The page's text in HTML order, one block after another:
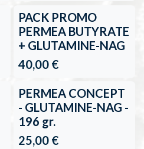
PACK PROMO
PERMEA BUTYRATE
+ GLUTAMINE-NAG
40,00€
PERMEA CONCEPT
- GLUTAMINE-NAG -
196 gr.
25,00€